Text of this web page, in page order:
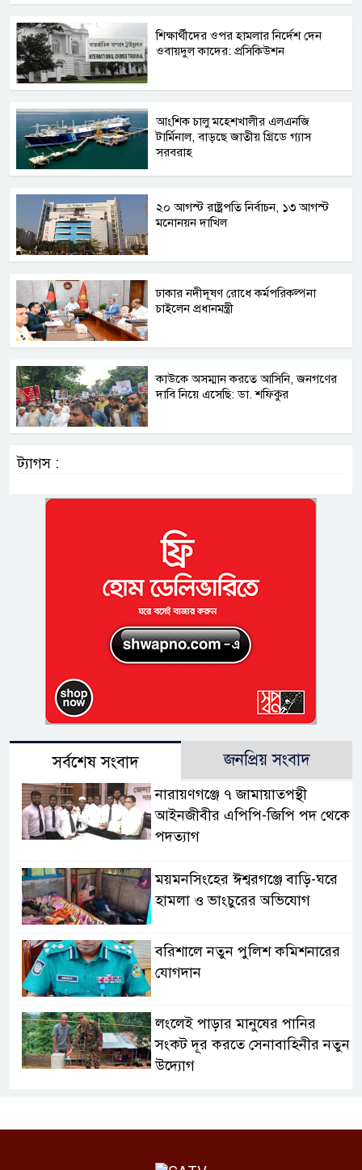
শিক্ষার্থীদের ওপর হামলার নির্দেশ দেন
ওবায়দুল কাদের: প্রসিকিউশন
আংশিক চালু মহেশখালীর এলএনজি
টার্মিনাল, বাড়ছে জাতীয় গ্রিডে গ্যাস
সরবরাহ
২০ আগস্ট রাষ্ট্রপতি নির্বাচন, ১৩ আগস্ট
মনোনয়ন দাখিল
ঢাকার নদীদূষণ রোধে কর্মপরিকল্পনা
চাইলেন প্রধানমন্ত্রী
কাউকে অসম্মান করতে আসিনি, জনগণের
দাবি নিয়ে এসেছি: ডা. শফিকুর
ট্যাগস :
সর্বশেষ সংবাদ জনপ্রিয় সংবাদ
নারায়ণগঞ্জে ৭ জামায়াতপন্থী
আইনজীবীর এপিপি-জিপি পদ থেকে
পদত্যাগ
ময়মনসিংহের ঈশ্বরগঞ্জে বাড়ি-ঘরে
হামলা ও ভাংচুরের অভিযোগ
বরিশালে নতুন পুলিশ কমিশনারের
যোগদান
লংলেই পাড়ার মানুষের পানির
সংকট দূর করতে সেনাবাহিনীর নতুন
উদ্যোগ
সম্ভাবনা বিষয়ক নাগরিক সংলাপ